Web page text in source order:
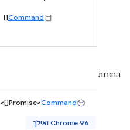
Command
[]
החזרות
Promise<Command
[]>
Chrome 96 ואילך